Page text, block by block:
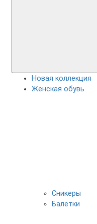
Новая коллекция
Женская обувь
Сникеры
Балетки